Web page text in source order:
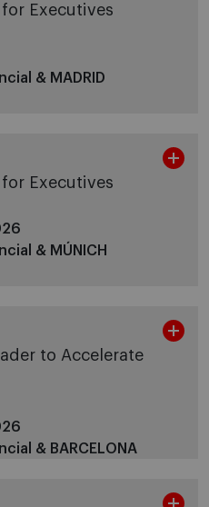
Executives
& MADRID
Executives
& MÚNICH
to Accelerate
& BARCELONA